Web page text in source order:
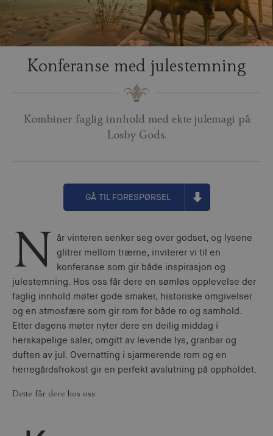
Konferanse med julestemning
Kombiner faglig innhold med ekte julemagi på
Losby Gods.
GÅ TIL FORESPØRSEL
N
år vinteren senker seg over godset, og lysene
glitrer mellom trærne, inviterer vi til en
konferanse som gir både inspirasjon og
julestemning. Hos oss får dere en sømløs opplevelse der
faglig innhold møter gode smaker, historiske omgivelser
og en atmosfære som gir rom for både ro og samhold.
Etter dagens møter nyter dere en deilig middag i
herskapelige saler, omgitt av levende lys, granbar og
duften av jul. Overnatting i sjarmerende rom og en
herregårdsfrokost gir en perfekt avslutning på oppholdet.
Dette får dere hos oss: